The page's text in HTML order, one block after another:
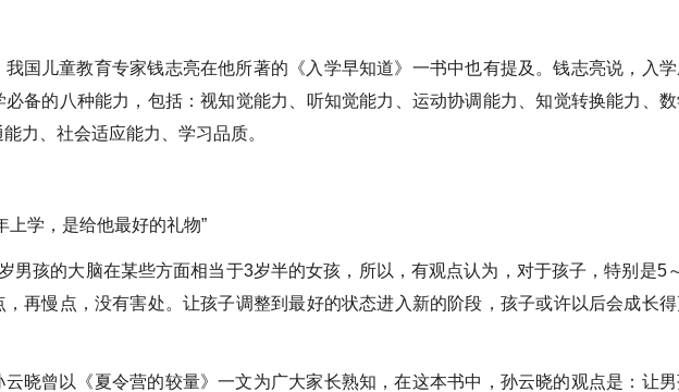
我国儿童教育专家钱志亮在他所著的《入学早知道》一书中也有提及。钱志亮说，入
备的八种能力，包括：视知觉能力、听知觉能力、运动协调能力、知觉转换能力、数
力、社会适应能力、学习品质。
上学，是给他最好的礼物”
男孩的大脑在某些方面相当于3岁半的女孩，所以，有观点认为，对于孩子，特别是5
再慢点，没有害处。让孩子调整到最好的状态进入新的阶段，孩子或许以后会成长得
云晓曾以《夏令营的较量》一文为广大家长熟知，在这本书中，孙云晓的观点是：让